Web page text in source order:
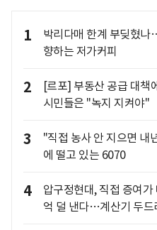
1
박리다매 한계 부딪혔
향하는 저가커피
2
[르포] 부동산 공급 대
시민들은 "녹지 지켜야"
3
"직접 농사 안 지으면
에 떨고 있는 6070
4
압구정현대, 직접 증여
억 덜 낸다…계산기 두드